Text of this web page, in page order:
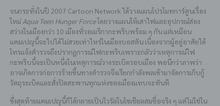
จนกระทั่งในปี 2007 Cartoon Network ได้วางแผนโปรโมทการ์ตูนเรื่อง
ใหม่ Aqua Teen Hunger Forceโดยวางแผนให้เสาไฟและอุปกรณ์ส่อง
สว่างในเมืองกว่า 10 เมืองทั่วอเมริกากะพริบพร้อม ๆ กัน แต่เหมือน
แคมเปญนี้จะไปได้ไม่สวยเท่าไหร่ในเมืองบอสตัน เนื่องจากผู้อยู่อาศัยได้
โทรแจ้งตำรวจถึงปรากฏการณ์ไฟกะพริบเพราะกลัวว่าเหตุการณ์ไฟ
กะพริบนี้จะเป็นหนึ่งในเหตุการณ์วางระเบิดรอบเมือง พอนึกว่าภาพว่า
อาจเกิดการก่อการร้ายขึ้นทางตำรวจจึงเรียกกำลังพลเข้ามาจัดการเก็บกู้
วัตถุระเบิดและสั่งปิดสะพานทุกแห่งของเมืองแทบจะทันที
ซึ่งสุดท้ายแคมเปญนี้ก็ได้กลายเป็นไวรัลในโซเชียลสมชื่อจริง ๆ แต่ไม่ใช่ใน